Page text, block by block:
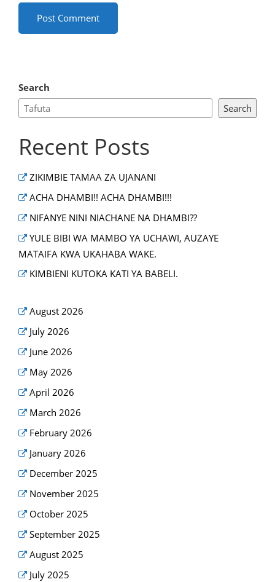
Search
Search
Recent Posts
ZIKIMBIE TAMAA ZA UJANANI
ACHA DHAMBI!! ACHA DHAMBI!!!
NIFANYE NINI NIACHANE NA DHAMBI??
YULE BIBI WA MAMBO YA UCHAWI, AUZAYE
MATAIFA KWA UKAHABA WAKE.
KIMBIENI KUTOKA KATI YA BABELI.
August 2026
July 2026
June 2026
May 2026
April 2026
March 2026
February 2026
January 2026
December 2025
November 2025
October 2025
September 2025
August 2025
July 2025